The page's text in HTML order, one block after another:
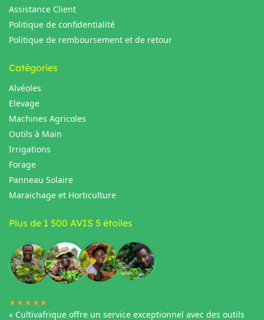
Assistance Client
Politique de confidentialité
Politique de remboursement et de retour
Catégories
Alvéoles
Elevage
Machines Agricoles
Outils à Main
Irrigations
Forage
Panneau Solaire
Maraichage et Horticulture
Plus de 1 500 AVIS 5 étoiles
★★★★★
« Cultivafrique offre un service exceptionnel avec des outils